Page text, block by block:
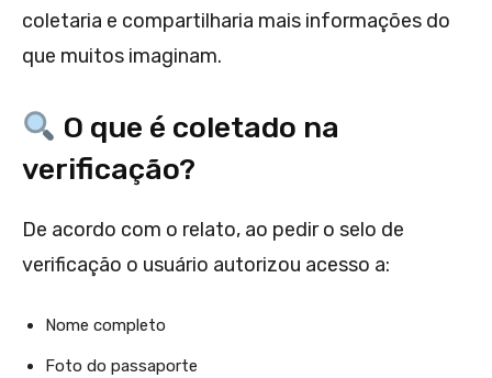
coletaria e compartilharia mais informações do
que muitos imaginam.
O que é coletado na
verificação?
De acordo com o relato, ao pedir o selo de
verificação o usuário autorizou acesso a:
Nome completo
Foto do passaporte